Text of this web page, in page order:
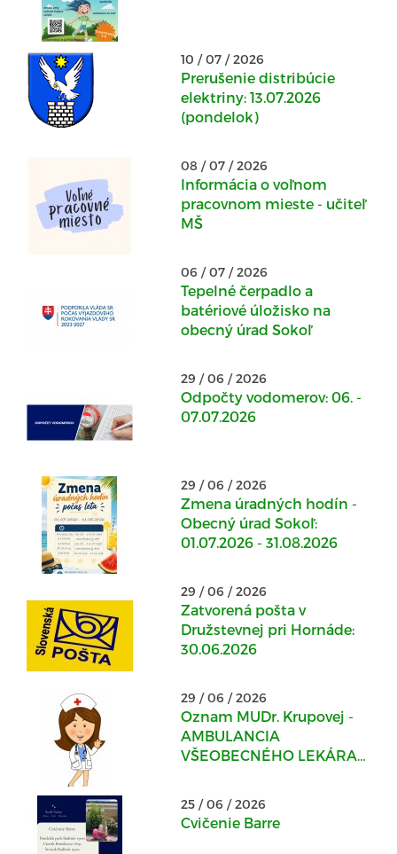
10 / 07 / 2026
Prerušenie distribúcie
elektriny: 13.07.2026
(pondelok)
08 / 07 / 2026
Informácia o voľnom
pracovnom mieste - učiteľ
MŠ
06 / 07 / 2026
Tepelné čerpadlo a
batériové úložisko na
obecný úrad Sokoľ
29 / 06 / 2026
Odpočty vodomerov: 06. -
07.07.2026
29 / 06 / 2026
Zmena úradných hodín -
Obecný úrad Sokoľ:
01.07.2026 - 31.08.2026
29 / 06 / 2026
Zatvorená pošta v
Družstevnej pri Hornáde:
30.06.2026
29 / 06 / 2026
Oznam MUDr. Krupovej -
AMBULANCIA
VŠEOBECNÉHO LEKÁRA
Hornádom
25 / 06 / 2026
Cvičenie Barre